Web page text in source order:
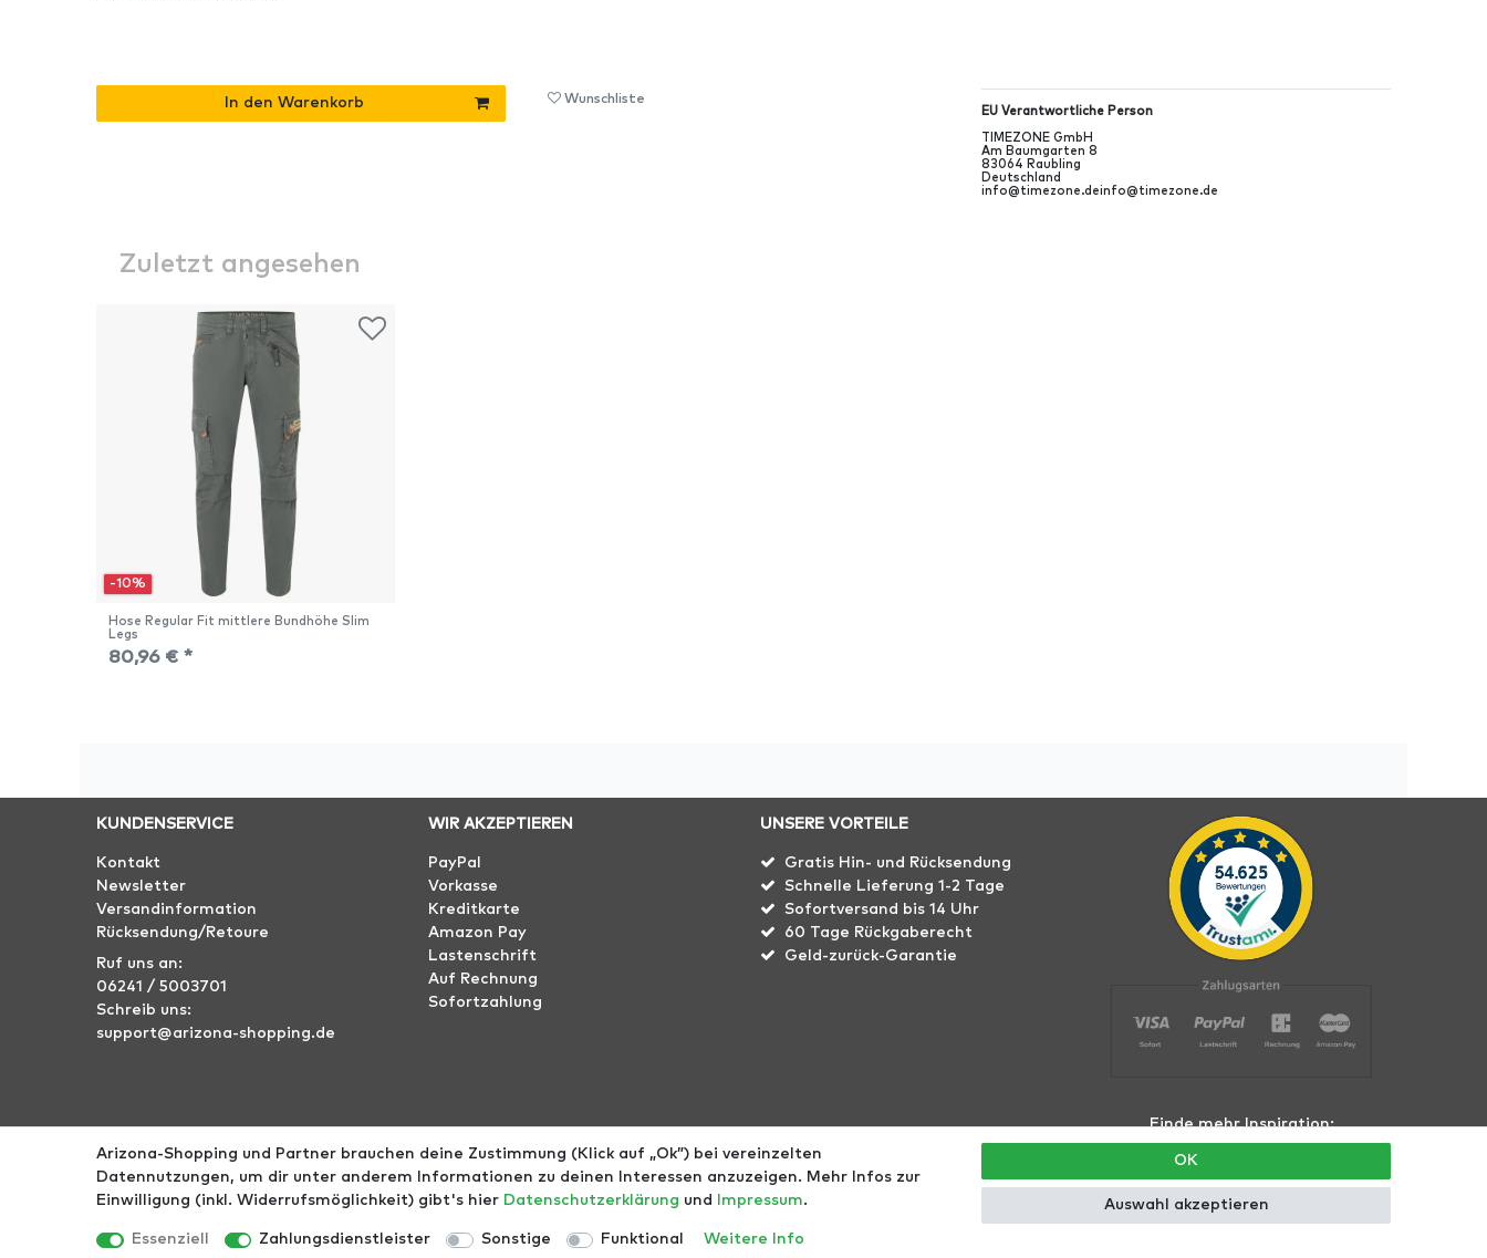
In den Warenkorb Wunschliste
EU Verantwortliche Person
TIMEZONE GmbH
Am Baumgarten 8
83064 Raubling
Deutschland
info@timezone.deinfo@timezone.de
Zuletzt angesehen
-10%
Hose Regular Fit mittlere Bundhöhe Slim
Legs
80,96 € *
KUNDENSERVICE
Kontakt
Newsletter
Versandinformation
Rücksendung/Retoure
Ruf uns an:
06241 / 5003701
Schreib uns:
support@arizona-shopping.de
WIR AKZEPTIEREN
PayPal
Vorkasse
Kreditkarte
Amazon Pay
Lastenschrift
Auf Rechnung
Sofortzahlung
UNSERE VORTEILE
Gratis Hin- und Rücksendung
Schnelle Lieferung 1-2 Tage
Sofortversand bis 14 Uhr
60 Tage Rückgaberecht
Geld-zurück-Garantie
Impressum AGB Datenschutz Widerrufs­recht Größentabellen Blog EGOMAXX
Finde mehr Inspiration:
*Alle Preise inkl. ges. MwSt. zzgl.Versandkosten- © Copyright 2021 | Alle Rechte vorbehalten.
Arizona-Shopping und Partner brauchen deine Zustimmung (Klick auf „Ok”) bei vereinzelten
Datennutzungen, um dir unter anderem Informationen zu deinen Interessen anzuzeigen. Mehr Infos zur
Einwilligung (inkl. Widerrufsmöglichkeit) gibt's hier Daten­schutz­erklärung und Impressum.
Essenziell Zahlungsdienstleister Sonstige Funktional Weitere Info
OK
Auswahl akzeptieren